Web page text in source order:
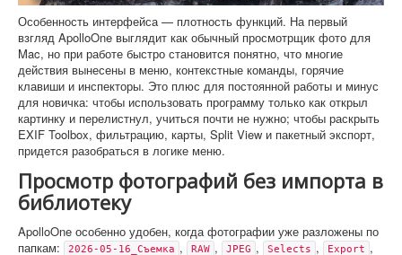
Особенность интерфейса — плотность функций. На первый
взгляд ApolloOne выглядит как обычный просмотрщик фото для
Mac, но при работе быстро становится понятно, что многие
действия вынесены в меню, контекстные команды, горячие
клавиши и инспекторы. Это плюс для постоянной работы и минус
для новичка: чтобы использовать программу только как открыл
картинку и перелистнул, учиться почти не нужно; чтобы раскрыть
EXIF Toolbox, фильтрацию, карты, Split View и пакетный экспорт,
придется разобраться в логике меню.
Просмотр фотографий без импорта в
библиотеку
ApolloOne особенно удобен, когда фотографии уже разложены по
папкам:
2026-05-16_Съемка , RAW , JPEG , Selects , Export ,